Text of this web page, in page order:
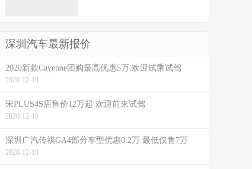
深圳汽车最新报价
2020新款Cayenne团购最高优惠5万 欢迎试乘试驾
2020-12-10
宋PLUS4S店售价12万起 欢迎前来试驾
2020-12-10
深圳广汽传祺GA4部分车型优惠0.2万 最低仅售7万
2020-12-10